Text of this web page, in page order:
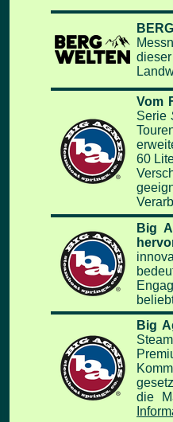
Vom
Serie
60
Big
Big
die